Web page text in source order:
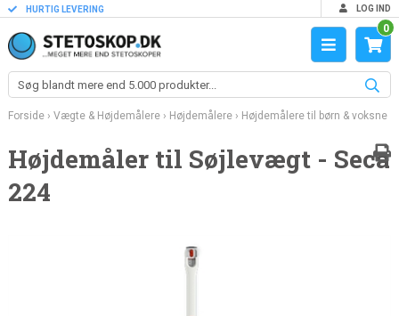
HURTIG LEVERING LOG IND
0
Forside› Vægte & Højdemålere› Højdemålere› Højdemålere til børn & voksne
Højdemåler til Søjlevægt - Seca
224